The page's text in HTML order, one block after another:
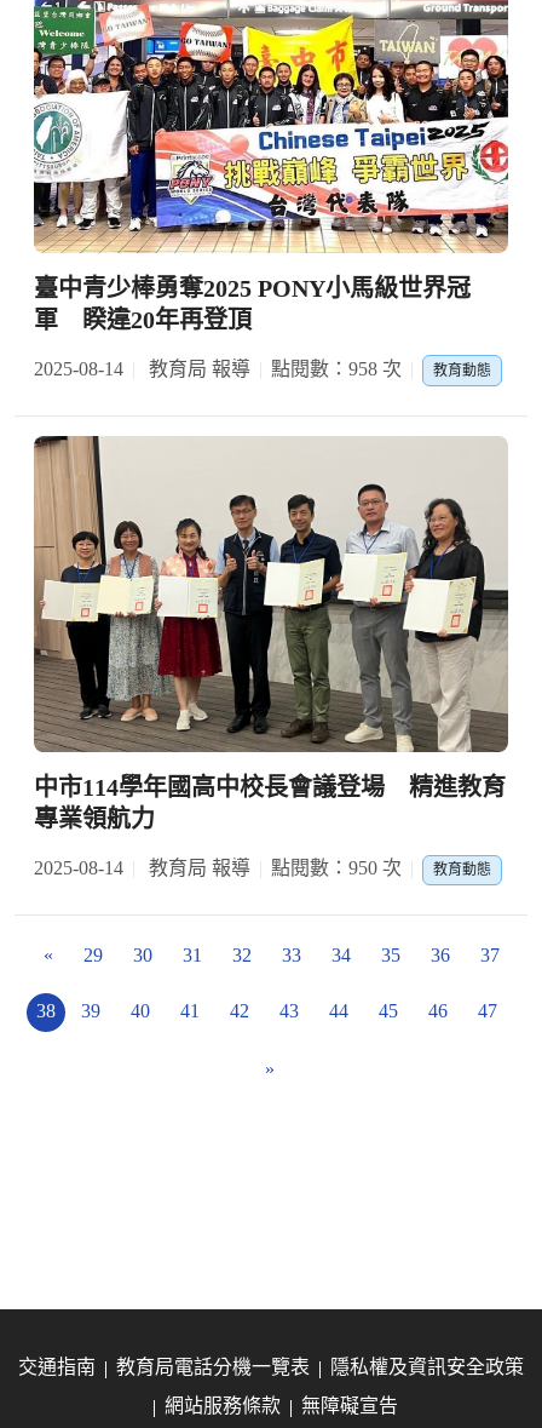
臺中青少棒勇奪2025 PONY小馬級世界冠
軍 睽違20年再登頂
2025-08-14 教育局 報導 點閱數：958 次 教育動態
中市114學年國高中校長會議登場 精進教育
專業領航力
2025-08-14 教育局 報導 點閱數：950 次 教育動態
« 29 30 31 32 33 34 35 36 37
38 39 40 41 42 43 44 45 46 47
»
交通指南 教育局電話分機一覽表
隱私權及資訊安全政策
網站服務條款
無障礙宣告